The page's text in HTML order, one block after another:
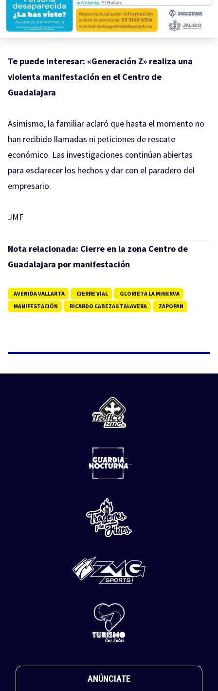
Te puede interesar: «Generación Z» realiza una
violenta manifestación en el Centro de
Guadalajara
Asimismo, la familiar aclaró que hasta el momento no
han recibido llamadas ni peticiones de rescate
económico. Las investigaciones continúan abiertas
para esclarecer los hechos y dar con el paradero del
empresario.
JMF
Nota relacionada: Cierre en la zona Centro de
Guadalajara por manifestación
AVENIDA VALLARTA CIERRE VIAL
GLORIETA LA MINERVA
MANIFESTACIÓN
RICARDO CABEZAS TALAVERA ZAPOPAN
ANÚNCIATE